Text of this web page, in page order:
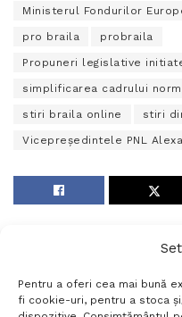
Pentru a oferi cea mai bună
fi cookie-uri, pentru a stoca
Ministerul Fondurilor
pro braila probraila
Propuneri legislative
simplificarea cadrului
stiri braila online stiri
Vicepreședintele PNL